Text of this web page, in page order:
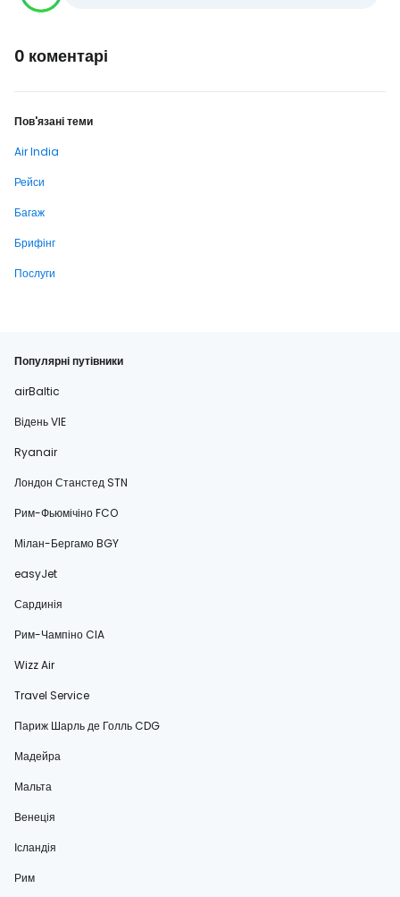
0 коментарі
Пов'язані теми
Air India
Рейси
Багаж
Брифінг
Послуги
Популярні путівники
airBaltic
Відень VIE
Ryanair
Лондон Станстед STN
Рим-Фьюмічіно FCO
Мілан-Бергамо BGY
easyJet
Сардинія
Рим-Чампіно CIA
Wizz Air
Travel Service
Париж Шарль де Голль CDG
Мадейра
Мальта
Венеція
Ісландія
Рим